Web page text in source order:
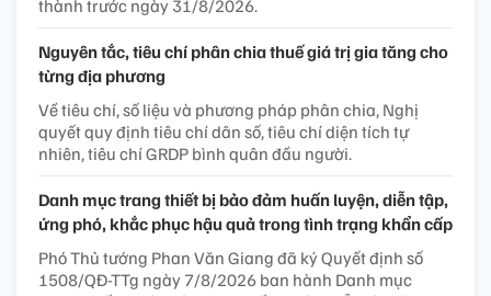
thành trước ngày 31/8/2026.
Nguyên tắc, tiêu chí phân chia thuế giá trị gia tăng cho
từng địa phương
Về tiêu chí, số liệu và phương pháp phân chia, Nghị
quyết quy định tiêu chí dân số, tiêu chí diện tích tự
nhiên, tiêu chí GRDP bình quân đầu người.
Danh mục trang thiết bị bảo đảm huấn luyện, diễn tập,
ứng phó, khắc phục hậu quả trong tình trạng khẩn cấp
Phó Thủ tướng Phan Văn Giang đã ký Quyết định số
1508/QĐ-TTg ngày 7/8/2026 ban hành Danh mục